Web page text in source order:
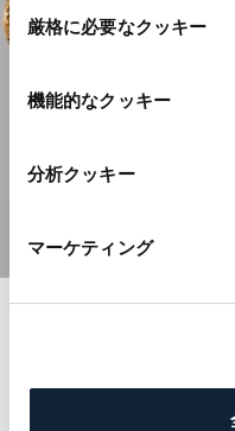
意
厳格に必要なクッキー
機能的なクッキー
分析クッキー
マーケティング
高級時計
名誉あるブレゲ登録